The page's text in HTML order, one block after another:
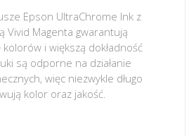
Epson UltraChrome Ink z
Vivid Magenta gwarantują
i większą dokładność
są odporne na działanie
więc niezwykle długo
kolor oraz jakość.